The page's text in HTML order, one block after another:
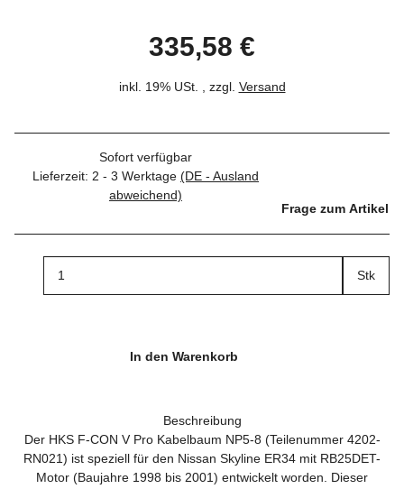
335,58 €
inkl. 19% USt. , zzgl. Versand
Sofort verfügbar
Lieferzeit: 2 - 3 Werktage (DE - Ausland
abweichend)
Frage zum Artikel
Stk
In den Warenkorb
Beschreibung
Der HKS F-CON V Pro Kabelbaum NP5-8 (Teilenummer 4202-
RN021) ist speziell für den Nissan Skyline ER34 mit RB25DET-
Motor (Baujahre 1998 bis 2001) entwickelt worden. Dieser